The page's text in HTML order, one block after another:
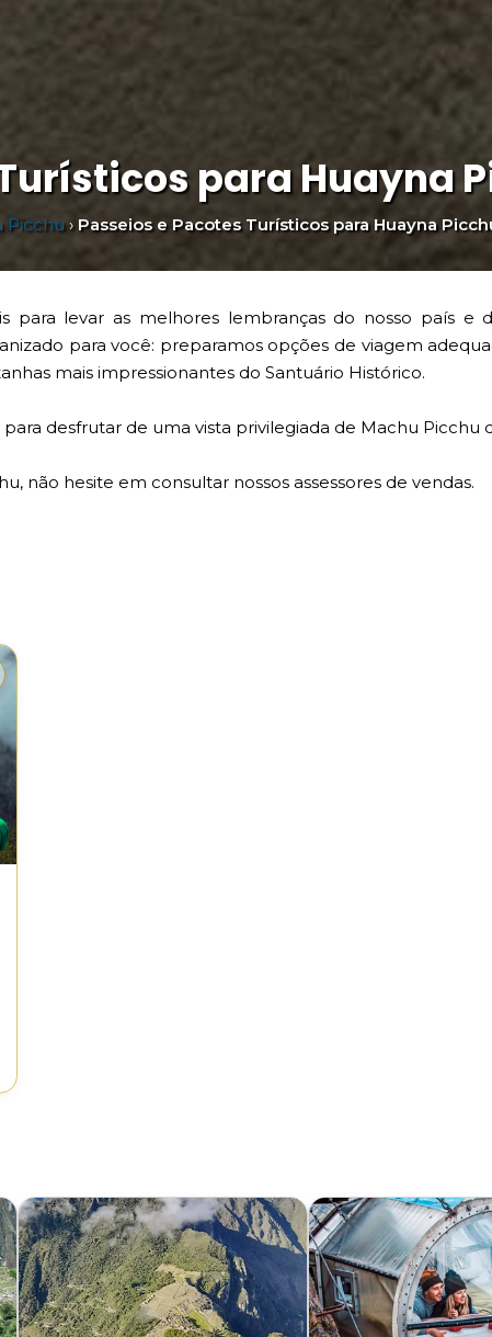
para Huayna
Picchu› Passeios e Pacotes Turísticos para Huayna
para levar as melhores lembranças do nosso país e
para você: preparamos opções de viagem
mais impressionantes do Santuário Histórico.
desfrutar de uma vista privilegiada de Machu Picchu
não hesite em consultar nossos assessores de vendas.